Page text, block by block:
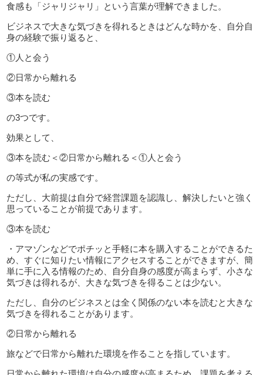
食感も「ジャリジャリ」という言葉が理解できました。
ビジネスで大きな気づきを得れるときはどんな時かを、自分自
身の経験で振り返ると、
①人と会う
②日常から離れる
③本を読む
の3つです。
効果として、
③本を読む＜②日常から離れる＜①人と会う
の等式が私の実感です。
ただし、大前提は自分で経営課題を認識し、解決したいと強く
思っていることが前提であります。
③本を読む
・アマゾンなどでポチッと手軽に本を購入することができるた
め、すぐに知りたい情報にアクセスすることができますが、簡
単に手に入る情報のため、自分自身の感度が高まらず、小さな
気づきは得れるが、大きな気づきを得ることは少ない。
ただし、自分のビジネスとは全く関係のない本を読むと大きな
気づきを得れることがあります。
②日常から離れる
旅などで日常から離れた環境を作ることを指しています。